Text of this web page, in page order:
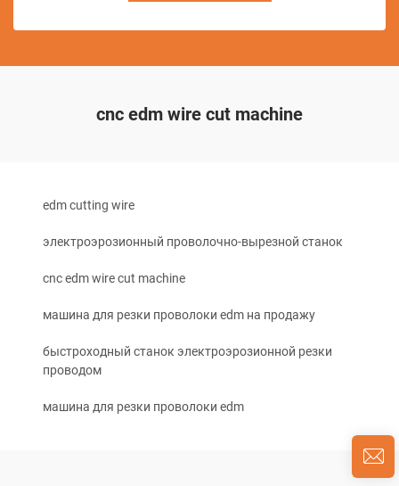
cnc edm wire cut machine
edm cutting wire
электроэрозионный проволочно-вырезной станок
cnc edm wire cut machine
машина для резки проволоки edm на продажу
быстроходный станок электроэрозионной резки
проводом
машина для резки проволоки edm